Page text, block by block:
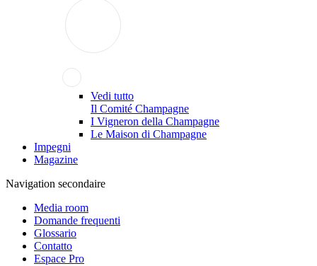
Vedi tutto
Il Comité Champagne
I Vigneron della Champagne
Le Maison di Champagne
Impegni
Magazine
Navigation secondaire
Media room
Domande frequenti
Glossario
Contatto
Espace Pro